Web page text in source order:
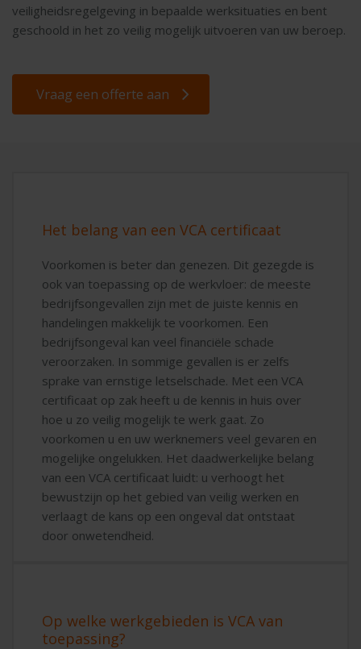
veiligheidsregelgeving in bepaalde werksituaties en bent
geschoold in het zo veilig mogelijk uitvoeren van uw beroep.
Vraag een offerte aan
Het belang van een VCA certificaat
Voorkomen is beter dan genezen. Dit gezegde is
ook van toepassing op de werkvloer: de meeste
bedrijfsongevallen zijn met de juiste kennis en
handelingen makkelijk te voorkomen. Een
bedrijfsongeval kan veel financiële schade
veroorzaken. In sommige gevallen is er zelfs
sprake van ernstige letselschade. Met een VCA
certificaat op zak heeft u de kennis in huis over
hoe u zo veilig mogelijk te werk gaat. Zo
voorkomen u en uw werknemers veel gevaren en
mogelijke ongelukken. Het daadwerkelijke belang
van een VCA certificaat luidt: u verhoogt het
bewustzijn op het gebied van veilig werken en
verlaagt de kans op een ongeval dat ontstaat
door onwetendheid.
Op welke werkgebieden is VCA van
toepassing?